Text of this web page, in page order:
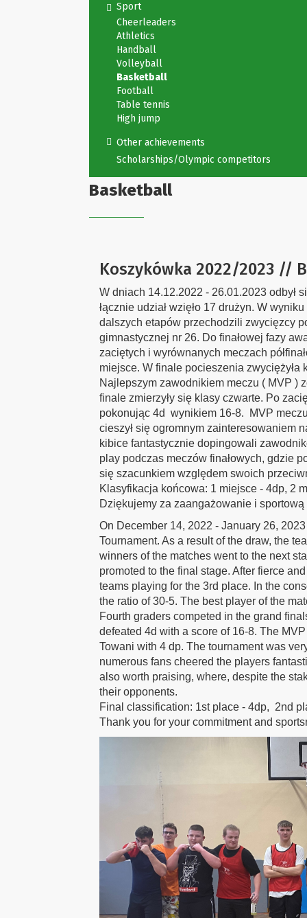
Sport
Cheerleaders
Athletics
Handball
Volleyball
Basketball
Football
Table tennis
High jump
Other achievements
Scholarships/Olympic competitors
Basketball
Koszykówka 2022/2023 //
W dniach 14.12.2022 - 26.01.2023 odbył
łącznie udział wzięło 17 drużyn. W
dalszych etapów przechodzili zwycięzcy
gimnastycznej nr 26. Do finałowej fazy
zaciętych i wyrównanych meczach
miejsce. W finale pocieszenia
Najlepszym zawodnikiem meczu ( MVP )
finale zmierzyły się klasy czwarte. Po
pokonując 4d wynikiem 16-8. MVP
cieszył się ogromnym zainteresowaniem
kibice fantastycznie dopingowali
play podczas meczów finałowych, gdzie
się szacunkiem względem swoich
Klasyfikacja końcowa: 1 miejsce - 4dp, 2
Dziękujemy za zaangażowanie i
On December 14, 2022 - January 26,
Tournament. As a result of the draw, the
winners of the matches went to the next
promoted to the final stage. After fierce
teams playing for the 3rd place. In the
the ratio of 30-5. The best player of the
Fourth graders competed in the grand
defeated 4d with a score of 16-8. The
Towani with 4 dp. The tournament was
numerous fans cheered the players
also worth praising, where, despite the
their opponents.
Final classification: 1st place - 4dp, 2nd
Thank you for your commitment and